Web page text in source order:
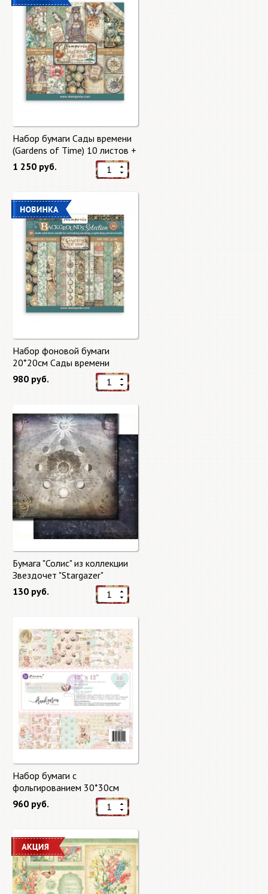
Набор бумаги Сады времени
(Gardens of Time) 10 листов +
бонус от Stamperia
1 250 руб.
Набор фоновой бумаги
20*20см Сады времени
(Gardens of Time) 10 листов +
бонус от Stamperia
980 руб.
Бумага "Солис" из коллекции
Звездочет "Stargazer"
130 руб.
Набор бумаги с
фольгированием 30*30см
Сладкая весна "Sweet Spring"
8 листов Prima Marketing
960 руб.